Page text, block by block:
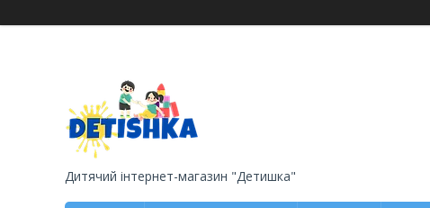
Дитячий інтернет-магазин "Детишка"